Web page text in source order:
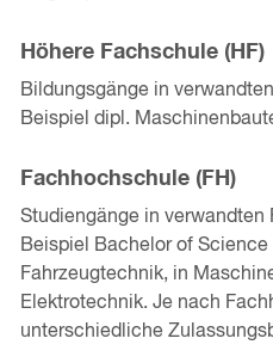
Höhere Fachschule (HF)
Bildungsgänge in
Beispiel dipl.
Fachhochschule (FH)
Studiengänge in verwandten
Beispiel Bachelor of
Fahrzeugtechnik, in
Elektrotechnik. Je nach
unterschiedliche